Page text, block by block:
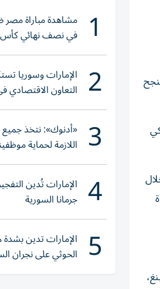
1 مشاهدة مباراة مصر
في نصف نهائي كأس
لناشئات اليد 2026
2 الإمارات وسوريا
التعاون
حيوية
3 «أدنوك»: نتخذ جميع
اللازمة لحماية
وعملياتنا
4 الإمارات تُدين
جرمانا السورية
5 الإمارات تدين
الحوثي على نجران